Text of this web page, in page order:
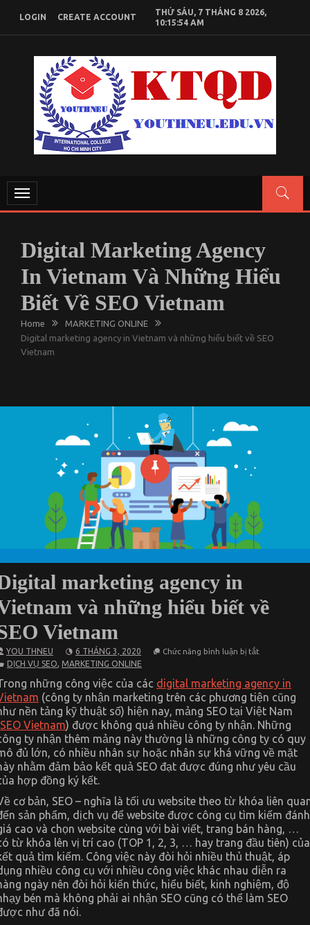
content
LOGIN CREATE ACCOUNT
THỨ SÁU, 7 THÁNG 8 2026,
10:15:54 AM
KIẾN THỨC KINH TẾ QUỐC DÂN
Toggle
navigation
Digital Marketing Agency
In Vietnam Và Những Hiểu
Biết Về SEO Vietnam
Home
MARKETING ONLINE
Digital marketing agency in Vietnam và những hiểu biết về SEO
Vietnam
marketing agency in
và những hiểu biết về
Vietnam
YOU THNEU 6 THÁNG 3, 2020 Chức năng bình luận bị tắt
agency
in
Vietnam
và
những
hiểu
biết
về
SEO
Vietnam
DỊCH VỤ SEO, MARKETING ONLINE
những công việc của các digital marketing agency in
(công ty nhận marketing trên các phương tiện cũng
nền tảng kỹ thuật số) hiện nay, mảng SEO tại Việt Nam
SEO Vietnam) được không quá nhiều công ty nhận. Những
ty nhận thêm mảng này thường là những công ty có quy
đủ lớn, có nhiều nhân sự hoặc nhân sự khá vững về mặt
nhằm đảm bảo kết quả SEO đạt được đúng như yêu cầu
hợp đồng ký kết.
cơ bản, SEO – nghĩa là tối ưu website theo từ khóa liên
sản phẩm, dịch vụ để website được công cụ tìm kiếm đánh
cao và chọn website cùng với bài viết, trang bán hàng, …
từ khóa lên vị trí cao (TOP 1, 2, 3, … hay trang đầu tiên) của
quả tìm kiếm. Công việc này đòi hỏi nhiều thủ thuật, áp
nhiều công cụ với nhiều công việc khác nhau diễn ra
ngày nên đòi hỏi kiến thức, hiểu biết, kinh nghiệm, độ
bén mà không phải ai nhận SEO cũng có thể làm SEO
như đã nói.